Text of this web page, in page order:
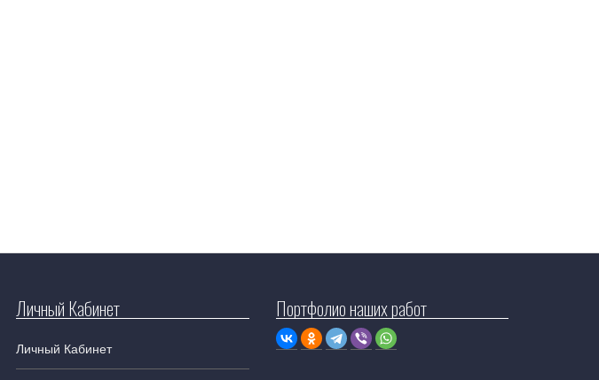
Личный Кабинет
Личный Кабинет
Портфолио наших работ